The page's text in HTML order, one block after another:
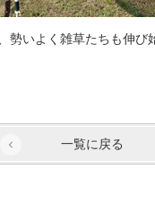
勢いよく雑草たちも伸び
一覧に戻る